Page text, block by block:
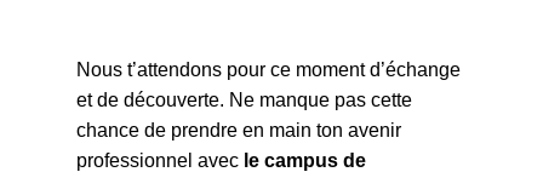
Nous t’attendons pour ce moment d’échange
et de découverte. Ne manque pas cette
chance de prendre en main ton avenir
professionnel avec le campus de